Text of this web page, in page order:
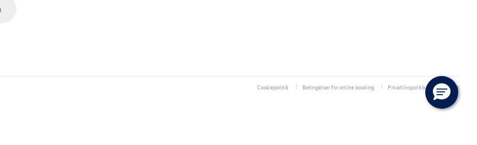
Cookiepolitik Betingelser for online booking Privatlivspolitik Kontakt